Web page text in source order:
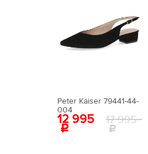
Peter Kaiser 79441-44-
004
12 995 17 995